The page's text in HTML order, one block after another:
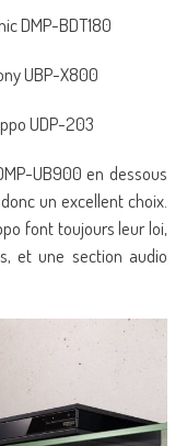
DMP-BDT180
UBP-X800
UDP-203
UB900 en dessous
un excellent choix.
font toujours leur loi,
et une section audio